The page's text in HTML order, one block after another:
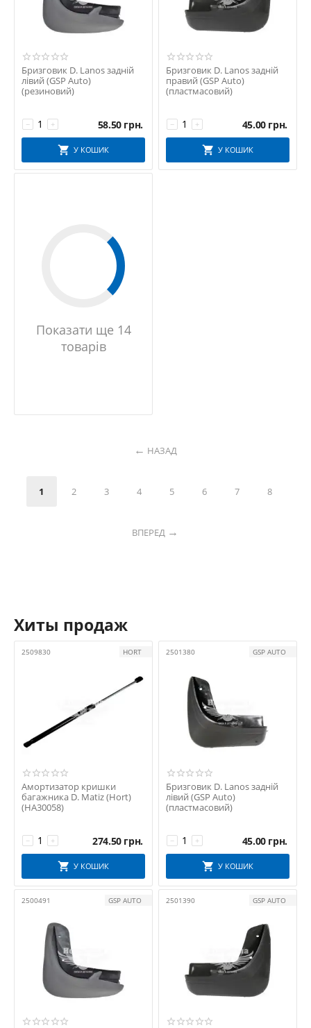
Бризговик D. Lanos задній
лівий (GSP Auto)
(резиновий)
+
− 58.50 грн.
У КОШИК
Бризговик D. Lanos задній
правий (GSP Auto)
(пластмасовий)
+
− 45.00 грн.
У КОШИК
Показати ще 14
товарів
НАЗАД
1 2 3 4 5 6 7 8
ВПЕРЕД
Хиты продаж
2509830 HORT
Амортизатор кришки
багажника D. Matiz (Hort)
(HA30058)
+
− 274.50 грн.
У КОШИК
2501380 GSP AUTO
Бризговик D. Lanos задній
лівий (GSP Auto)
(пластмасовий)
+
− 45.00 грн.
У КОШИК
2500491 GSP AUTO 2501390 GSP AUTO